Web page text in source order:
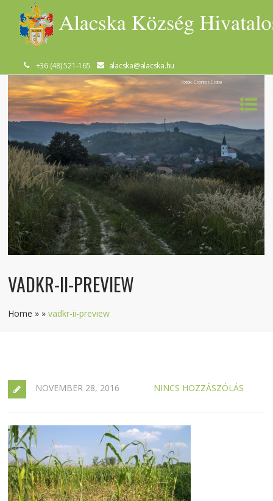
+36 (48) 521-165 alacska@alacska.hu
Fotók: Csontos Csaba
VADKR-II-PREVIEW
Home » »vadkr-ii-preview
NOVEMBER 28, 2016 NINCS HOZZÁSZÓLÁS